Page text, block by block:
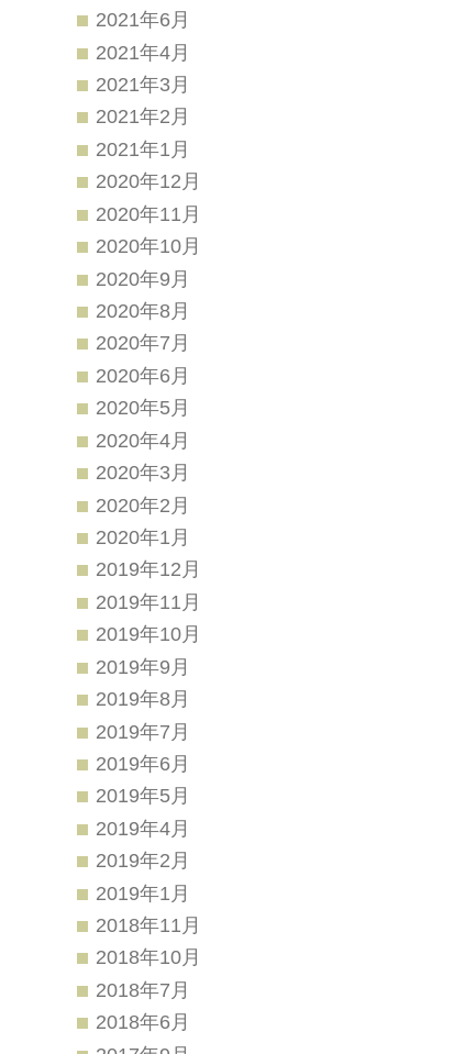
2021年6月
2021年4月
2021年3月
2021年2月
2021年1月
2020年12月
2020年11月
2020年10月
2020年9月
2020年8月
2020年7月
2020年6月
2020年5月
2020年4月
2020年3月
2020年2月
2020年1月
2019年12月
2019年11月
2019年10月
2019年9月
2019年8月
2019年7月
2019年6月
2019年5月
2019年4月
2019年2月
2019年1月
2018年11月
2018年10月
2018年7月
2018年6月